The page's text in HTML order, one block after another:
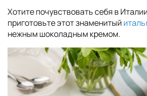
Хотите почувствовать себя в
приготовьте этот знаменитый
нежным шоколадным кремом.